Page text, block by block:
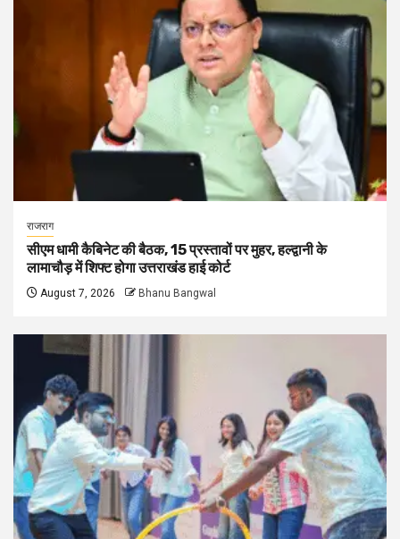
राजराग
सीएम धामी कैबिनेट की बैठक, 15 प्रस्तावों पर मुहर, हल्द्वानी के
लामाचौड़ में शिफ्ट होगा उत्तराखंड हाई कोर्ट
August 7, 2026 Bhanu Bangwal